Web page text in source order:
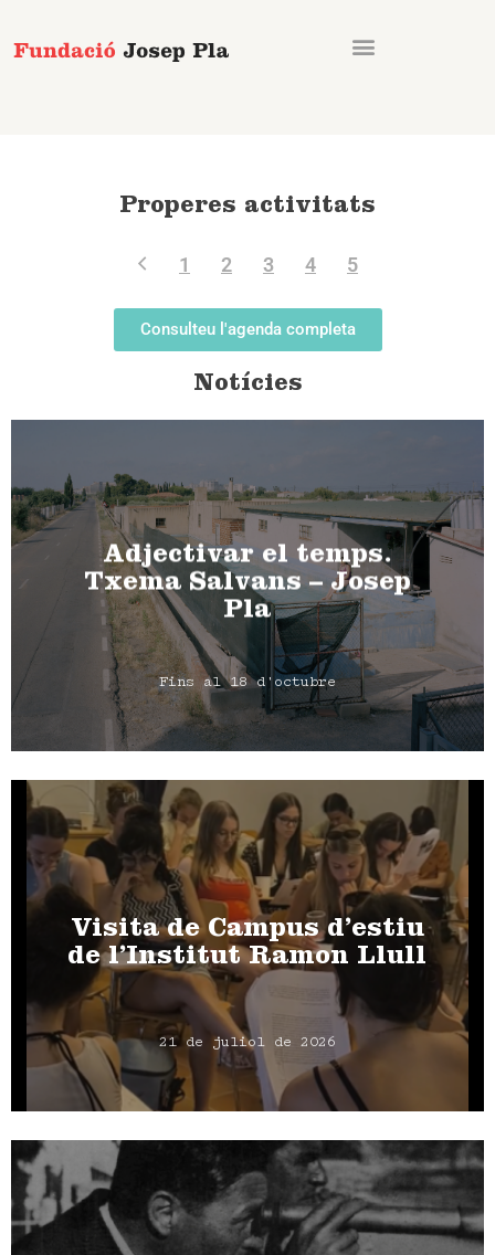
al
Properes activitats
1 2 3 4 5
Consulteu l'agenda completa
Notícies
Adjectivar el temps.
Txema Salvans – Josep
Pla
Fins al 18 d'octubre
Visita de Campus d’estiu
de l’Institut Ramon Llull
21 de juliol de 2026